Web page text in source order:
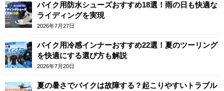
バイク用防水シューズおすすめ18選！雨の日も快適な
ライディングを実現
2026年7月27日
バイク用冷感インナーおすすめ22選！夏のツーリング
を快適にする選び方も解説
2026年7月20日
夏の暑さでバイクは故障する？起こりやすいトラブル